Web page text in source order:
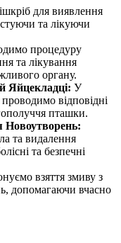
для виявлення
та лікуючи
процедуру
та лікування
органу.
Яйцекладці: У
відповідні
пташки.
Новоутворень:
та видалення
та безпечні
взяття змиву з
допомагаючи вчасно